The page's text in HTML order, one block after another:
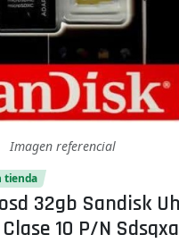
Imagen referencial
tienda
32gb Sandisk
10 P/n